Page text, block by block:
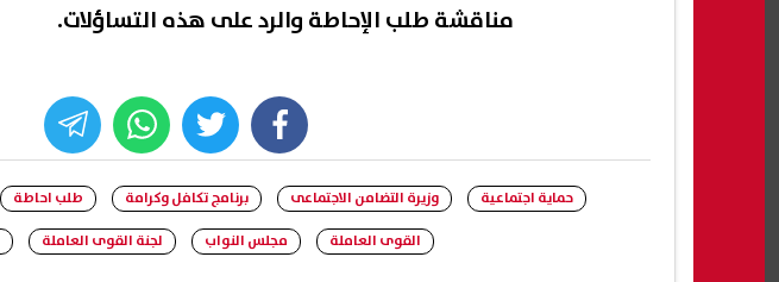
مناقشة طلب الإحاطة والرد على هذه التساؤلات.
facebook
twitter
whats
حماية اجتماعية وزيرة التضامن الاجتماعى برنامج تكافل وكرامة طلب احاطة
القوى العاملة
مجلس النواب لجنة القوى العاملة